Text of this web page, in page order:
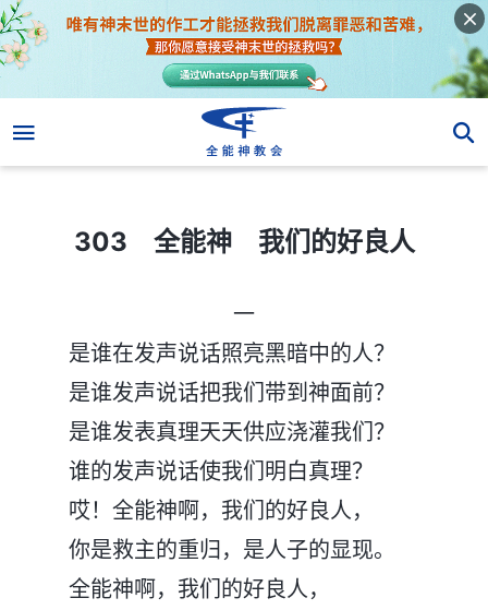
303 全能神 我们的好良人
303 全能神 我们的好良人
一
是谁在发声说话照亮黑暗中的人？
是谁发声说话把我们带到神面前？
是谁发表真理天天供应浇灌我们？
谁的发声说话使我们明白真理？
哎！全能神啊，我们的好良人，
你是救主的重归，是人子的显现。
全能神啊，我们的好良人，